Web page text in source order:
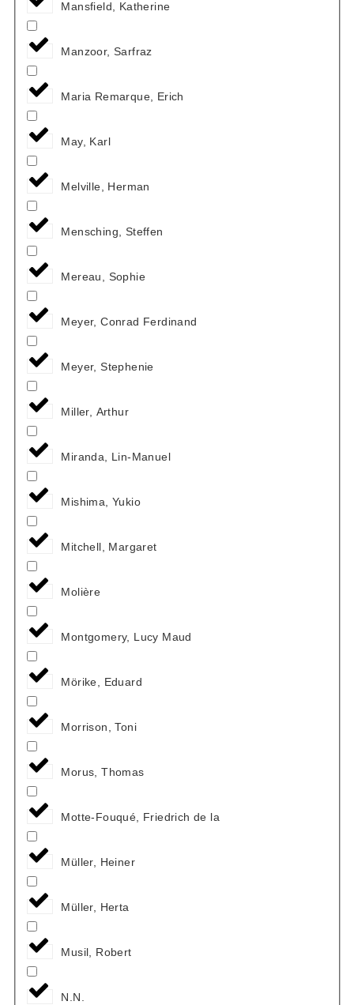
Mansfield, Katherine
Manzoor, Sarfraz
Maria Remarque, Erich
May, Karl
Melville, Herman
Mensching, Steffen
Mereau, Sophie
Meyer, Conrad Ferdinand
Meyer, Stephenie
Miller, Arthur
Miranda, Lin-Manuel
Mishima, Yukio
Mitchell, Margaret
Molière
Montgomery, Lucy Maud
Mörike, Eduard
Morrison, Toni
Morus, Thomas
Motte-Fouqué, Friedrich de la
Müller, Heiner
Müller, Herta
Musil, Robert
N.N.